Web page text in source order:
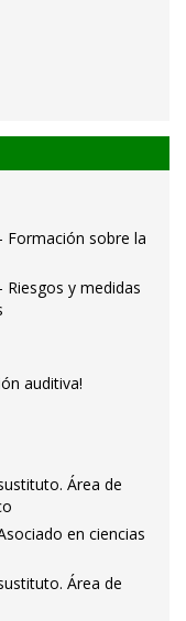
Formación sobre la
Riesgos y medidas
auditiva!
Área de
en ciencias
Área de